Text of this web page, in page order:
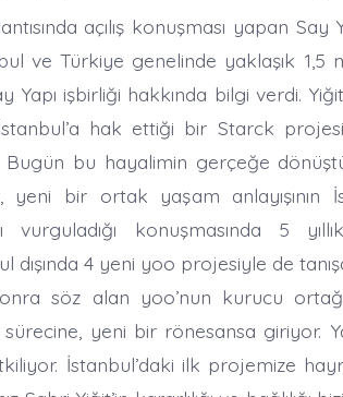
açılış konuşması yapan
ve Türkiye genelinde yaklaşık 1,5
Yapı işbirliği hakkında bilgi verdi.
hak ettiği bir Starck
Bugün bu hayalimin gerçeğe
yeni bir ortak yaşam anlayışının
vurguladığı konuşmasında 5
dışında 4 yeni yoo projesiyle de
söz alan yoo’nun kurucu
yeni bir rönesansa giriyor.
İstanbul’daki ilk projemize